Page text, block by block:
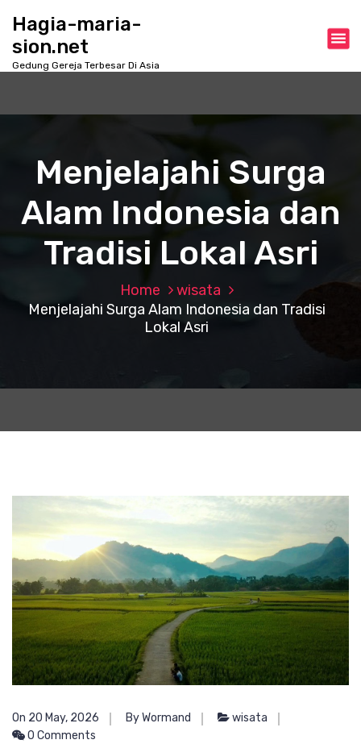
c
Hagia-maria-
sion.net
Gedung Gereja Terbesar Di Asia
Menjelajahi Surga
Alam Indonesia dan
Tradisi Lokal Asri
Home
wisata
Menjelajahi Surga Alam Indonesia dan Tradisi
Lokal Asri
On 20 May, 2026 By Wormand
wisata
0 Comments